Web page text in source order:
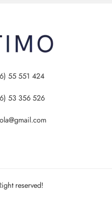
55 551 424
53 356 526
reserved!